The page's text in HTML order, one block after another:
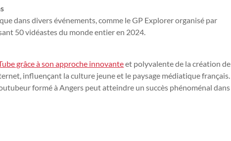
dans divers événements, comme le GP Explorer organisé par
50 vidéastes du monde entier en 2024.
grâce à son approche innovanteet polyvalente de la création de
influençant la culture jeune et le paysage médiatique français.
formé à Angers peut atteindre un succès phénoménal dans